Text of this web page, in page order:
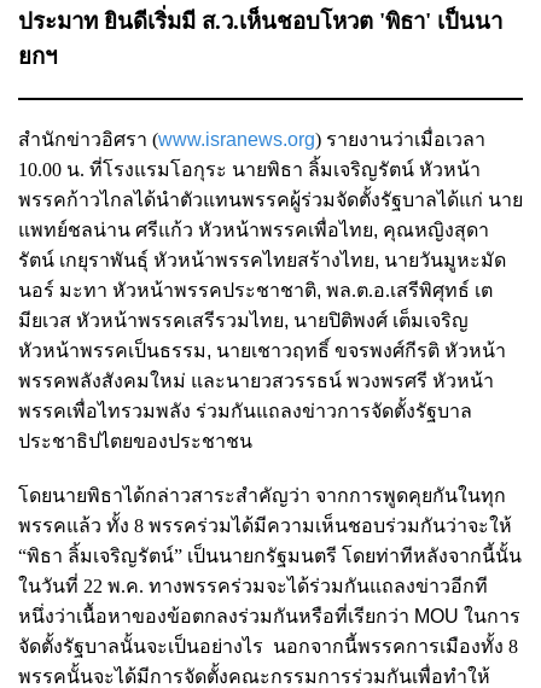
ประมาท ยินดีเริ่มมี ส.ว.เห็นชอบโหวต 'พิธา' เป็นนา
ยกฯ
สำนักข่าวอิศรา (www.isranews.org) รายงานว่าเมื่อเวลา
10.00 น. ที่โรงแรมโอกุระ นายพิธา ลิ้มเจริญรัตน์ หัวหน้า
พรรคก้าวไกลได้นำตัวแทนพรรคผู้ร่วมจัดตั้งรัฐบาลได้แก่ นาย
แพทย์ชลน่าน ศรีแก้ว หัวหน้าพรรคเพื่อไทย, คุณหญิงสุดา
รัตน์ เกยุราพันธุ์ หัวหน้าพรรคไทยสร้างไทย, นายวันมูหะมัด
นอร์ มะทา หัวหน้าพรรคประชาชาติ, พล.ต.อ.เสรีพิศุทธ์ เต
มียเวส หัวหน้าพรรคเสรีรวมไทย, นายปิติพงศ์ เต็มเจริญ
หัวหน้าพรรคเป็นธรรม, นายเชาวฤทธิ์ ขจรพงศ์กีรติ หัวหน้า
พรรคพลังสังคมใหม่ และนายวสวรรธน์ พวงพรศรี หัวหน้า
พรรคเพื่อไทรวมพลัง ร่วมกันแถลงข่าวการจัดตั้งรัฐบาล
ประชาธิปไตยของประชาชน
โดยนายพิธาได้กล่าวสาระสำคัญว่า จากการพูดคุยกันในทุก
พรรคแล้ว ทั้ง 8 พรรคร่วมได้มีความเห็นชอบร่วมกันว่าจะให้
“พิธา ลิ้มเจริญรัตน์” เป็นนายกรัฐมนตรี โดยท่าทีหลังจากนี้นั้น
ในวันที่ 22 พ.ค. ทางพรรคร่วมจะได้ร่วมกันแถลงข่าวอีกที
หนึ่งว่าเนื้อหาของข้อตกลงร่วมกันหรือที่เรียกว่า MOU ในการ
จัดตั้งรัฐบาลนั้นจะเป็นอย่างไร นอกจากนี้พรรคการเมืองทั้ง 8
พรรคนั้นจะได้มีการจัดตั้งคณะกรรมการร่วมกันเพื่อทำให้